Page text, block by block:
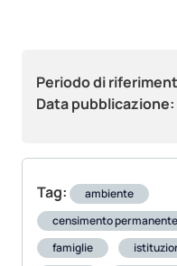
Periodo di
Data pubblicazione:
Tag:
ambiente
censimento
famiglie